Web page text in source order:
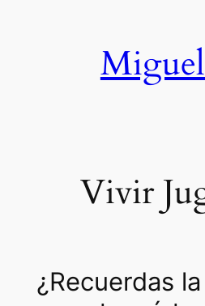
Vivir
¿Recuerdas